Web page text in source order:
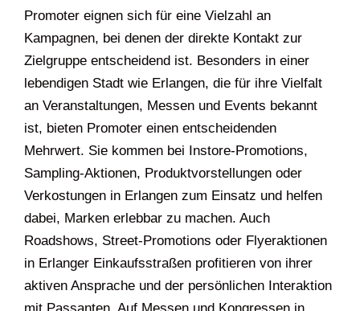
Promoter eignen sich für eine Vielzahl an
Kampagnen, bei denen der direkte Kontakt zur
Zielgruppe entscheidend ist. Besonders in einer
lebendigen Stadt wie Erlangen, die für ihre Vielfalt
an Veranstaltungen, Messen und Events bekannt
ist, bieten Promoter einen entscheidenden
Mehrwert. Sie kommen bei Instore-Promotions,
Sampling-Aktionen, Produktvorstellungen oder
Verkostungen in Erlangen zum Einsatz und helfen
dabei, Marken erlebbar zu machen. Auch
Roadshows, Street-Promotions oder Flyeraktionen
in Erlanger Einkaufsstraßen profitieren von ihrer
aktiven Ansprache und der persönlichen Interaktion